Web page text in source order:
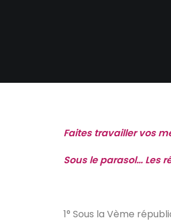
Faites travailler vos
Sous le parasol… Les
1° Sous la Vème